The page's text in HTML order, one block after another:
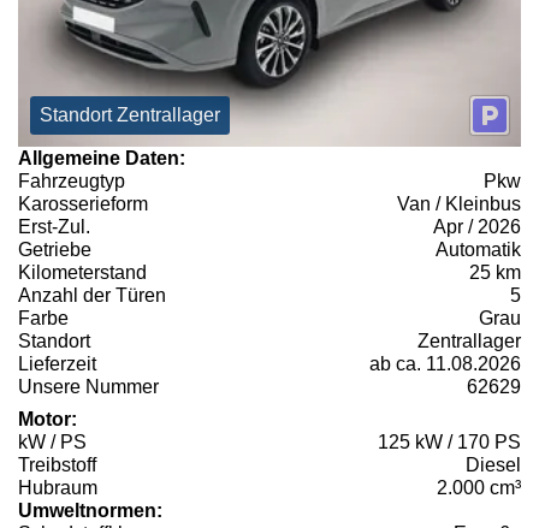
Standort Zentrallager
Allgemeine Daten:
Fahrzeugtyp
Pkw
Karosserieform
Van / Kleinbus
Erst-Zul.
Apr / 2026
Getriebe
Automatik
Kilometerstand
25 km
Anzahl der Türen
5
Farbe
Grau
Standort
Zentrallager
Lieferzeit
ab ca. 11.08.2026
Unsere Nummer
62629
Motor:
kW / PS
125 kW / 170 PS
Treibstoff
Diesel
Hubraum
2.000 cm³
Umweltnormen: